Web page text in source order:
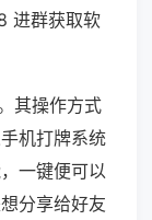
进群获取软
其操作方式
机打牌系统
一键便可以
分享给好友